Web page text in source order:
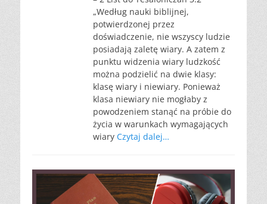
„Według nauki biblijnej,
potwierdzonej przez
doświadczenie, nie wszyscy ludzie
posiadają zaletę wiary. A zatem z
punktu widzenia wiary ludzkość
można podzielić na dwie klasy:
klasę wiary i niewiary. Ponieważ
klasa niewiary nie mogłaby z
powodzeniem stanąć na próbie do
życia w warunkach wymagających
wiary Czytaj dalej…